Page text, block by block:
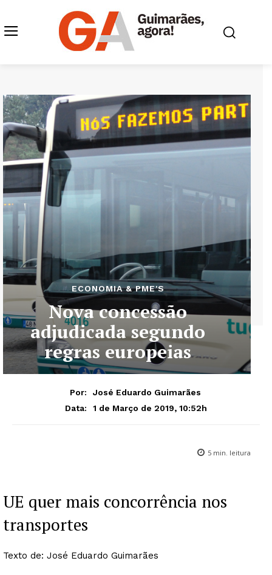
ECONOMIA & PME'S
Nova concessão
adjudicada segundo
regras europeias
Por:
José Eduardo Guimarães
Data:
1 de Março de 2019, 10:52h
5 min. leitura
UE quer mais concorrência nos
transportes
Texto de: José Eduardo Guimarães